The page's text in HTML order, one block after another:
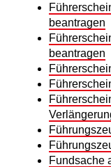
beantragen
beantragen
Fundsache